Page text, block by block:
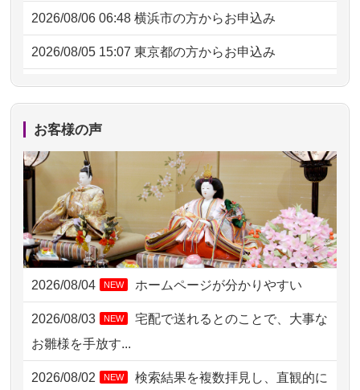
2026/08/06 06:48 横浜市の方からお申込み
2026/08/05 15:07 東京都の方からお申込み
2026/08/05 11:33 神奈川の方からお申込み
2026/08/04 17:34
2026/08/04 15:40 千葉県の方からお申込み
2026/08/04 14:04 東京都の方からお申込み
2026/08/04 00:38 中野区の方からお申込み
2026/08/03 21:17 愛知県の方からお申込み
2026/08/02 18:47 虎ノ門の方からお申込み
2026/08/02 11:15 千葉県の方からお申込み
お客様の声
2026/08/04 NEW ホームページが分かりやすい
2026/08/03 NEW
宅配で送れるとのことで、大事な
お雛様を手放す...
2026/08/02 NEW
検索結果を複数拝見し、直観的に